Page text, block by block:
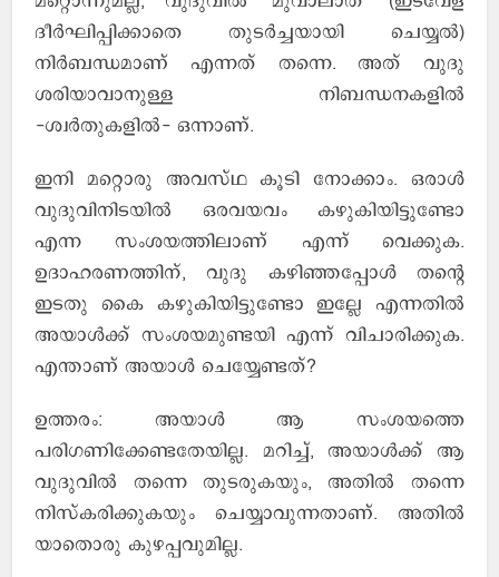
ദീര്‍ഘിപ്പിക്കാതെ തുടര്‍ച്ചയായി ചെയ്യല്‍)
നിര്‍ബന്ധമാണ് എന്നത് തന്നെ. അത് വുദു
ശരിയാവാനുള്ള നിബന്ധനകളില്‍
-ശ്വര്‍തുകളില്‍- ഒന്നാണ്.
ഇനി മറ്റൊരു അവസ്ഥ കൂടി നോക്കാം. ഒരാള്‍
വുദുവിനിടയില്‍ ഒരവയവം കഴുകിയിട്ടുണ്ടോ
എന്ന സംശയത്തിലാണ് എന്ന് വെക്കുക.
ഉദാഹരണത്തിന്, വുദു കഴിഞ്ഞപ്പോള്‍ തന്റെ
ഇടതു കൈ കഴുകിയിട്ടുണ്ടോ ഇല്ലേ എന്നതില്‍
അയാള്‍ക്ക് സംശയമുണ്ടയി എന്ന് വിചാരിക്കുക.
എന്താണ് അയാള്‍ ചെയ്യേണ്ടത്?
ഉത്തരം: അയാള്‍ ആ സംശയത്തെ
പരിഗണിക്കേണ്ടതേയില്ല. മറിച്ച്, അയാള്‍ക്ക് ആ
വുദുവില്‍ തന്നെ തുടരുകയും, അതില്‍ തന്നെ
നിസ്കരിക്കുകയും ചെയ്യാവുന്നതാണ്. അതില്‍
യാതൊരു കുഴപ്പവുമില്ല.